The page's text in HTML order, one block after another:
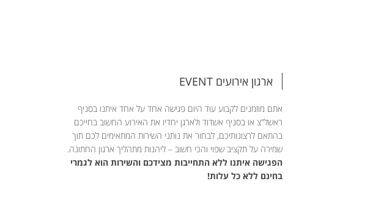
ארגון אירועים EVENT
אתם מוזמנים לקבוע עוד היום פגישה אחד על אחד איתנו בסניף
ראשל"צ או בסניף אשדוד ולארגן יחדיו את האירוע החשוב בחייכם
בהתאם לרצונותיכם, לבחור את נותני השירות המתאימים לכם תוך
שמירה על תקציב שפוי והכי חשוב – ליהנות מתהליך ארגון החתונה.
הפגישה איתנו ללא התחייבות מצידכם והשירות הוא לגמרי
בחינם ללא כל עלות!